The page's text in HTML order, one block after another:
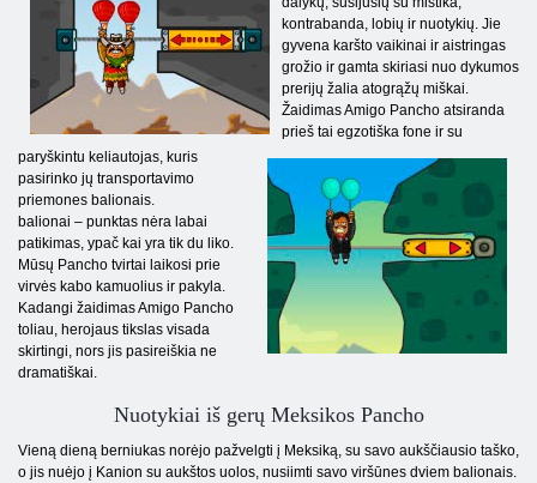
kontrabanda, lobių ir nuotykių. Jie
gyvena karšto vaikinai ir aistringas
grožio ir gamta skiriasi nuo dykumos
prerijų žalia atogrąžų miškai.
Žaidimas Amigo Pancho atsiranda
prieš tai egzotiška fone ir su
paryškintu keliautojas, kuris
pasirinko jų transportavimo
priemones balionais.
balionai – punktas nėra labai
patikimas, ypač kai yra tik du liko.
Mūsų Pancho tvirtai laikosi prie
virvės kabo kamuolius ir pakyla.
Kadangi žaidimas Amigo Pancho
toliau, herojaus tikslas visada
skirtingi, nors jis pasireiškia ne
dramatiškai.
Nuotykiai iš gerų Meksikos Pancho
Vieną dieną berniukas norėjo pažvelgti į Meksiką, su savo aukščiausio taško,
o jis nuėjo į Kanion su aukštos uolos, nusiimti savo viršūnes dviem balionais.